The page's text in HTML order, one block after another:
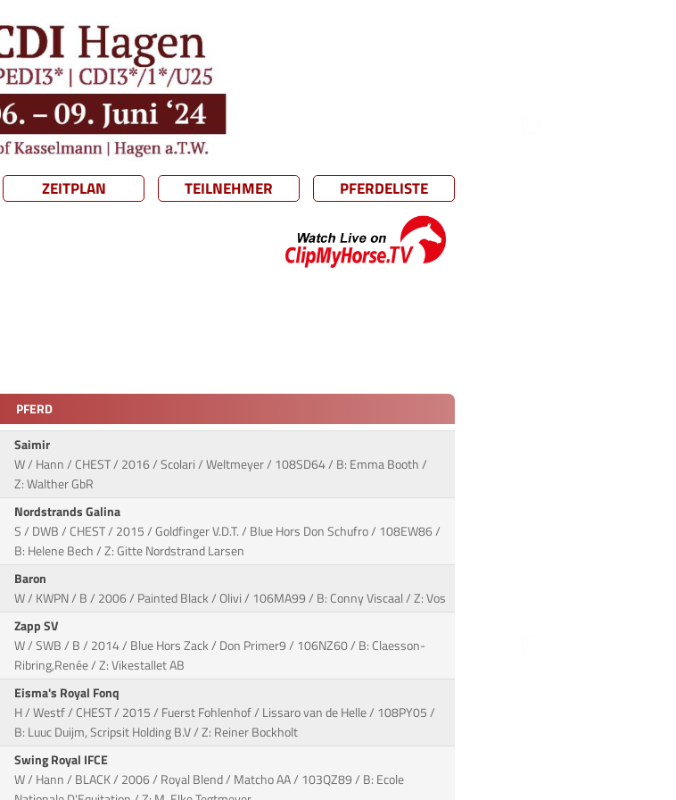
ZEITPLAN TEILNEHMER
PFERDELISTE
PFERD
Saimir
W / Hann / CHEST / 2016 / Scolari / Weltmeyer / 108SD64 / B: Emma Booth /
Z: Walther GbR
Nordstrands Galina
S / DWB / CHEST / 2015 / Goldfinger V.D.T. / Blue Hors Don Schufro / 108EW86 /
B: Helene Bech / Z: Gitte Nordstrand Larsen
Baron
W / KWPN / B / 2006 / Painted Black / Olivi / 106MA99 / B: Conny Viscaal / Z: Vos
Zapp SV
W / SWB / B / 2014 / Blue Hors Zack / Don Primer9 / 106NZ60 / B: Claesson-
Ribring,Renée / Z: Vikestallet AB
Eisma's Royal Fonq
H / Westf / CHEST / 2015 / Fuerst Fohlenhof / Lissaro van de Helle / 108PY05 /
B: Luuc Duijm, Scripsit Holding B.V / Z: Reiner Bockholt
Swing Royal IFCE
W / Hann / BLACK / 2006 / Royal Blend / Matcho AA / 103QZ89 / B: Ecole